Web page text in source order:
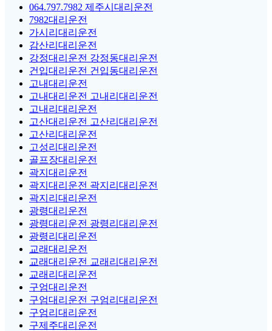
064.797.7982 제주시대리운전
7982대리운전
가시리대리운전
감산리대리운전
강정대리운전 강정동대리운전
건입대리운전 건입동대리운전
고내대리운전
고내대리운전 고내리대리운전
고내리대리운전
고산대리운전 고산리대리운전
고산리대리운전
고성리대리운전
골프장대리운전
곽지대리운전
곽지대리운전 곽지리대리운전
곽지리대리운전
광령대리운전
광령대리운전 광령리대리운전
광령리대리운전
교래대리운전
교래대리운전 교래리대리운전
교래리대리운전
구엄대리운전
구엄대리운전 구엄리대리운전
구엄리대리운전
구제주대리운전